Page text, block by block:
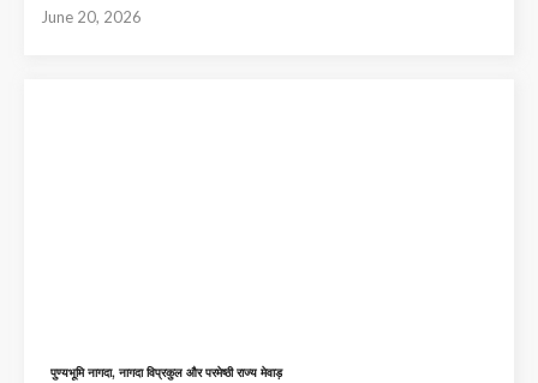
June 20, 2026
पुण्यभूमि नागदा, नागदा विप्रकुल और परमेष्ठी राज्य मेवाड़